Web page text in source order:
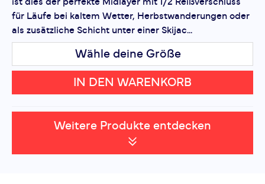
für Läufe bei kaltem Wetter, Herbstwanderungen oder
als zusätzliche Schicht unter einer Skijac...
Wähle deine Größe
IN DEN WARENKORB
Weitere Produkte entdecken